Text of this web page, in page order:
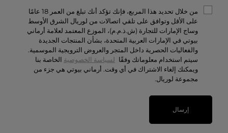
الشروط والأحكام
تواصل معنا
الوظائف
من خلال تحديد هذا المربع، فإنك تؤكد أنك تبلغ من العمر 18 عامًا
على الأقل وتوافق على تلقي اتصالات من لوريال الشرق الأوسط
وساج الإمارات للتجارة (ش.ذ.م.م)، الموزع المعتمد لعلامة أرماني
بيوتي في الإمارات العربية المتحدة، بشأن المنتجات الجديدة
والفعاليات الحصرية داخل المتجر والعروض الترويجية الموسمية.
سيتم استخدام معلوماتك وفقًا لسياسة الخصوصية الخاصة بنا
ويمكنك إلغاء الاشتراك في أي وقت. أرماني بيوتي هي جزء من
مجموعة لوريال.
إرسال